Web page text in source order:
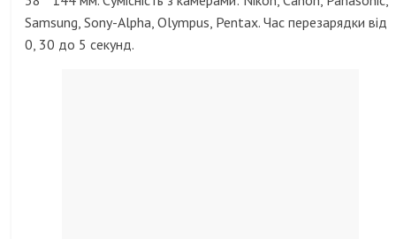
Samsung, Sony-Alpha, Olympus, Pentax. Час перезарядки від
0, 30 до 5 секунд.